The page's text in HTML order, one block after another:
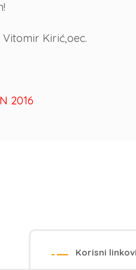
Kirić,oec.
2016
Korisni linkovi